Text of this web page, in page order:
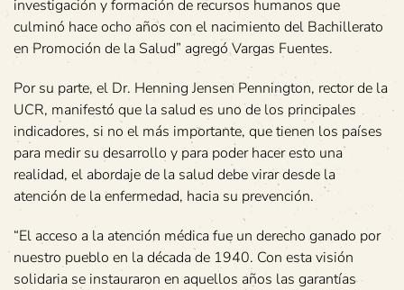
investigación y formación de recursos humanos que
culminó hace ocho años con el nacimiento del Bachillerato
en Promoción de la Salud” agregó Vargas Fuentes.
Por su parte, el Dr. Henning Jensen Pennington, rector de la
UCR, manifestó que la salud es uno de los principales
indicadores, si no el más importante, que tienen los países
para medir su desarrollo y para poder hacer esto una
realidad, el abordaje de la salud debe virar desde la
atención de la enfermedad, hacia su prevención.
“El acceso a la atención médica fue un derecho ganado por
nuestro pueblo en la década de 1940. Con esta visión
solidaria se instauraron en aquellos años las garantías